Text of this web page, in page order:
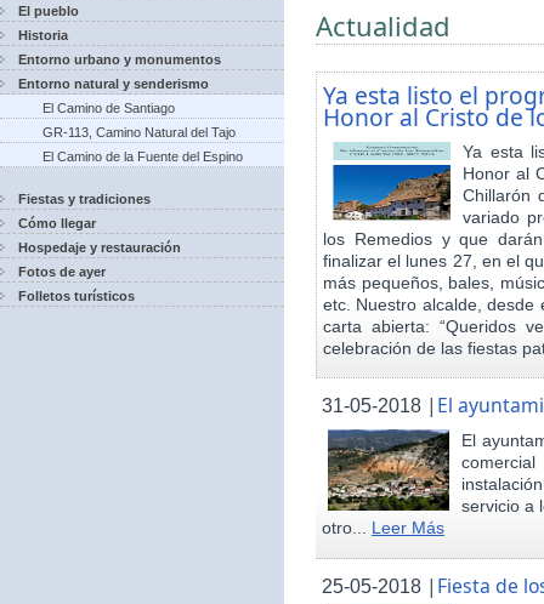
El pueblo
Historia
Entorno urbano y monumentos
Entorno natural y senderismo
El Camino de Santiago
GR-113, Camino Natural del Tajo
El Camino de la Fuente del Espino
Fiestas y tradiciones
Cómo llegar
Hospedaje y restauración
Fotos de ayer
Folletos turísticos
Actualidad
Ya esta listo el
Honor al Cristo de
Ya esta
Honor al
Chillarón
variado
los Remedios y que
finalizar el lunes 27, en el
más pequeños, bales,
etc. Nuestro alcalde,
carta abierta: “Queridos
celebración de las fiestas
31-05-2018 | El
El
servicio a
otro... Leer Más
25-05-2018 | Fiesta de